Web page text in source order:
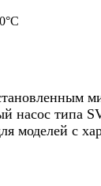
типа
моделей с